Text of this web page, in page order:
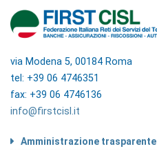
via Modena 5, 00184 Roma
tel: +39 06 4746351
fax: +39 06 4746136
info@firstcisl.it
Amministrazione trasparente